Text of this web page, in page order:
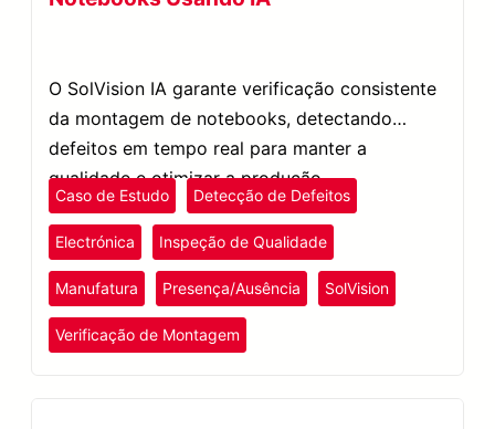
O SolVision IA garante verificação consistente
da montagem de notebooks, detectando
defeitos em tempo real para manter a
qualidade e otimizar a produção.
Caso de Estudo Detecção de Defeitos
Electrónica Inspeção de Qualidade
Manufatura Presença/Ausência SolVision
Verificação de Montagem